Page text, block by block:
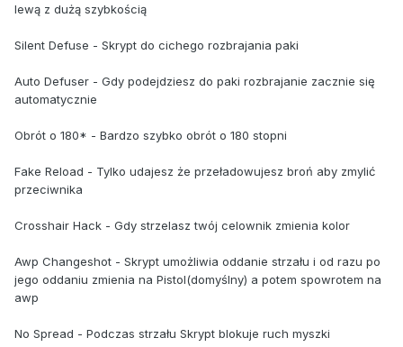
lewą z dużą szybkością
Silent Defuse - Skrypt do cichego rozbrajania paki
Auto Defuser - Gdy podejdziesz do paki rozbrajanie zacznie się
automatycznie
Obrót o 180* - Bardzo szybko obrót o 180 stopni
Fake Reload - Tylko udajesz że przeładowujesz broń aby zmylić
przeciwnika
Crosshair Hack - Gdy strzelasz twój celownik zmienia kolor
Awp Changeshot - Skrypt umożliwia oddanie strzału i od razu po
jego oddaniu zmienia na Pistol(domyślny) a potem spowrotem na
awp
No Spread - Podczas strzału Skrypt blokuje ruch myszki